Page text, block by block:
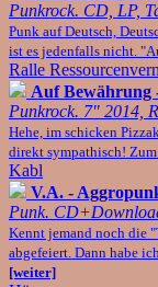
Punkrock. CD, LP,
Punk auf Deutsch,
ist es jedenfalls nicht.
Ralle
Auf Bewährung
Punkrock. 7" 2014,
Hehe, im schicken
direkt sympathisch!
Kabl
V.A. -
Punk.
Kennt jemand noch die
abgefeiert. Dann habe
[weiter]